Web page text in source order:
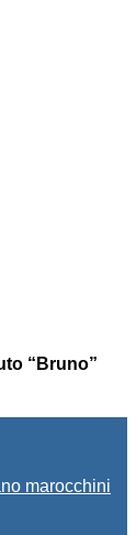
“Bruno”
marocchini